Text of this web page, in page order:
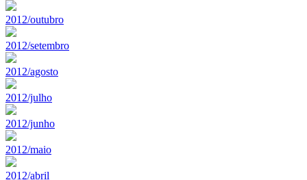
2012/outubro
2012/setembro
2012/agosto
2012/julho
2012/junho
2012/maio
2012/abril